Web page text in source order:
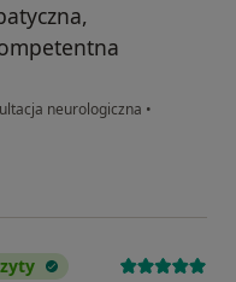
neurologiczna •